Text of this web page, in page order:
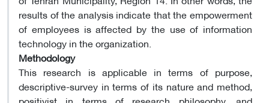
results of the analysis indicate that the empowerment
of employees is affected by the use of information
technology in the organization.
Methodology
This research is applicable in terms of purpose,
descriptive-survey in terms of its nature and method,